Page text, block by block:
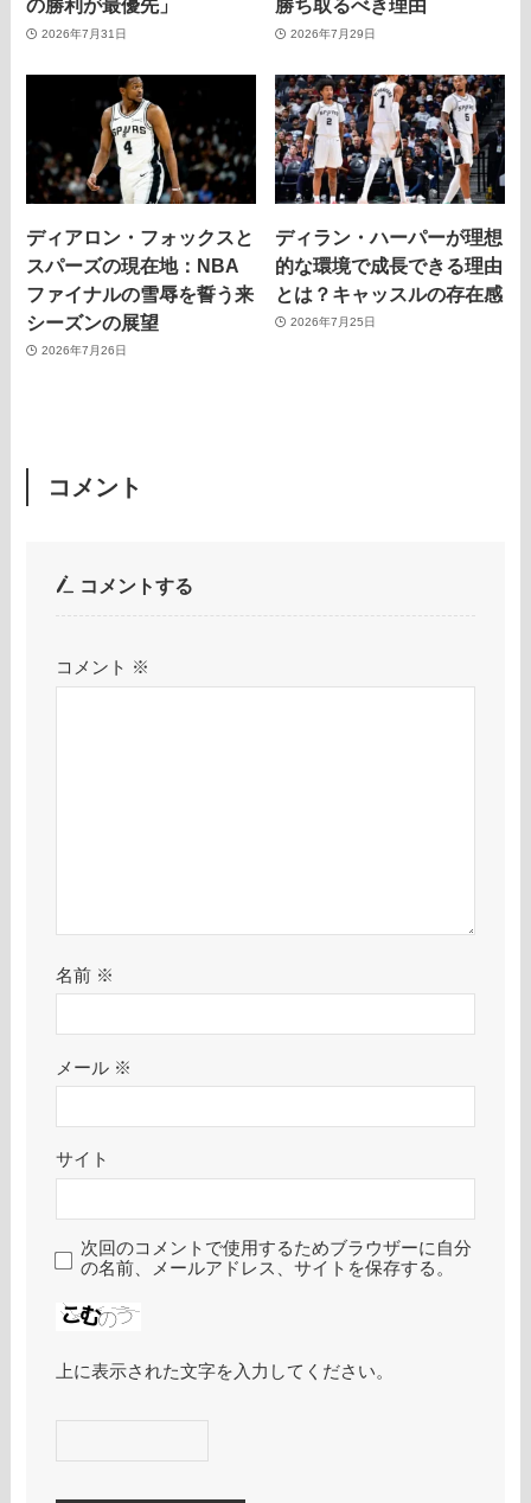
の勝利が最優先」
2026年7月31日
勝ち取るべき理由
2026年7月29日
ディアロン・フォックスと
スパーズの現在地：NBA
ファイナルの雪辱を誓う来
シーズンの展望
2026年7月26日
ディラン・ハーパーが理想
的な環境で成長できる理由
とは？キャッスルの存在感
2026年7月25日
コメント
コメントする
コメント ※
名前 ※
メール ※
サイト
次回のコメントで使用するためブラウザーに自分
の名前、メールアドレス、サイトを保存する。
上に表示された文字を入力してください。